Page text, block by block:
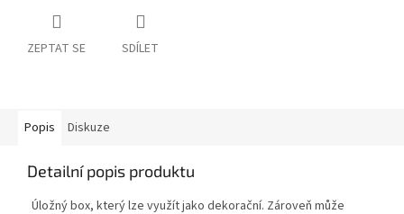
ZEPTAT SE SDÍLET
Popis Diskuze
Detailní popis produktu
Úložný box, který lze využít jako dekorační. Zároveň může